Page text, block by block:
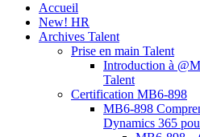
Accueil
New! HR
Archives Talent
Prise en main Talent
Introduction à
Talent
Certification MB6-898
MB6-898
Dynamics 365